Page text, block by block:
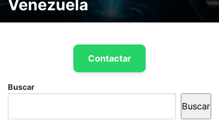
Venezuela
Contactar
Buscar
Buscar